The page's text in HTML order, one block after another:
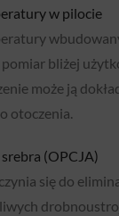
w pilocie
bliżej
może ją
otoczenia.
(OPCJA)
się do